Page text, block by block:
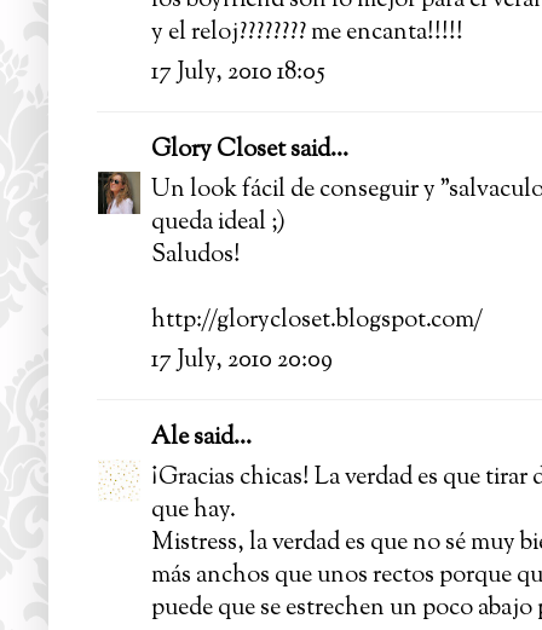
y el reloj???????? me encanta!!!!!
17 July, 2010 18:05
Glory Closetsaid...
Un look fácil de conseguir y
queda ideal ;)
Saludos!
http://glorycloset.blogspot.com/
17 July, 2010 20:09
Alesaid...
¡Gracias chicas! La verdad es que
que hay.
Mistress, la verdad es que no sé muy
más anchos que unos rectos porque
puede que se estrechen un poco